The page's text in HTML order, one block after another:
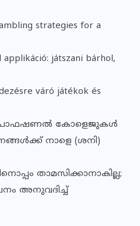
strategies for a
applikáció: játszani bárhol,
váró játékok és
പ്രൊഫഷണൽ കോളെജുകൾ
നാളെ (ശനി)
താമസിക്കാനാകില്ല;
അനുവദിച്ച്